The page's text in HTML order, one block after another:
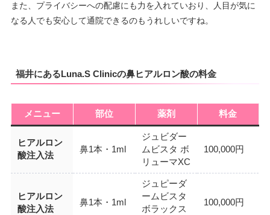
また、プライバシーへの配慮にも力を入れていおり、人目が気に
なる人でも安心して通院できるのもうれしいですね。
福井にあるLuna.S Clinicの鼻ヒアルロン酸の料金
メニュー 部位 薬剤 料金
ヒアルロン
酸注入法
鼻1本・1ml
ジュビダー
ムビスタ ボ
リューマXC
100,000円
ヒアルロン
酸注入法
鼻1本・1ml
ジュピーダ
ームビスタ
ボラックス
100,000円